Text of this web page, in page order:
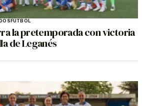
FÚTBOL
la pretemporada con victoria
de Leganés